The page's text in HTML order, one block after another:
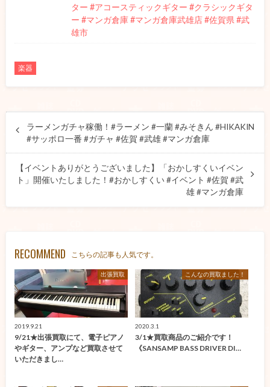
ター #アコースティックギター #クラシックギタ
ー #マンガ倉庫 #マンガ倉庫武雄店 #佐賀県 #武
雄市
楽器
ラーメンガチャ稼働！#ラーメン #一蘭 #みそきん #HIKAKIN
#サッポロ一番 #ガチャ #佐賀 #武雄 #マンガ倉庫
【イベントありがとうございました】「おかしすくいイベン
ト」開催いたしました！#おかしすくい #イベント #佐賀 #武
雄 #マンガ倉庫
RECOMMEND こちらの記事も人気です。
出張買取
2019.9.21
9/21★出張買取にて、電子ピアノ
やギター、アンプなど買取させて
いただきまし…
こんなの買取ました！
2020.3.1
3/1★買取商品のご紹介です！
《SANSAMP BASS DRIVER DI…